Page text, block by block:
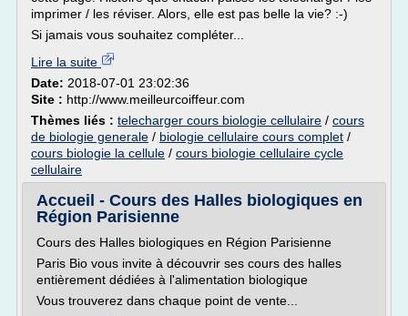
imprimer / les réviser. Alors, elle est pas belle la vie? :-)
Si jamais vous souhaitez compléter...
Lire la suite
Date: 2018-07-01 23:02:36
Site : http://www.meilleurcoiffeur.com
Thèmes liés : telecharger cours biologie cellulaire / cours
de biologie generale / biologie cellulaire cours complet /
cours biologie la cellule / cours biologie cellulaire cycle
cellulaire
Accueil - Cours des Halles biologiques en
Région Parisienne
Cours des Halles biologiques en Région Parisienne
Paris Bio vous invite à découvrir ses cours des halles
entièrement dédiées à l'alimentation biologique
Vous trouverez dans chaque point de vente...